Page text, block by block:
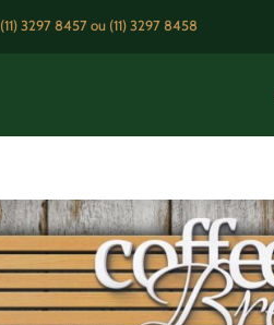
(11) 3297 8457ou (11) 3297 8458